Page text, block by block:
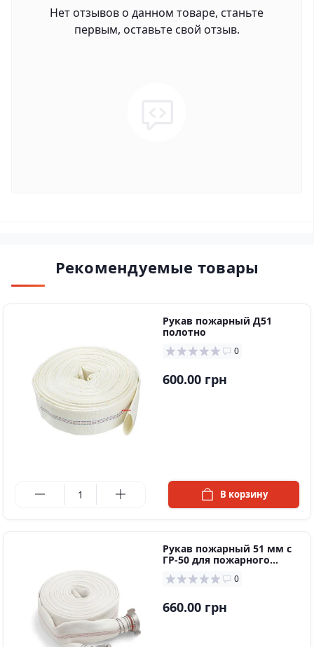
Нет отзывов о данном товаре, станьте
первым, оставьте свой отзыв.
Рекомендуемые товары
Рукaв пожapный Д51
пoлoтнo
0
600.00 грн
В корзину
Рукaв пoжaрный 51 мм c
ГР-50 для пoжaрнoгo
0
660.00 грн